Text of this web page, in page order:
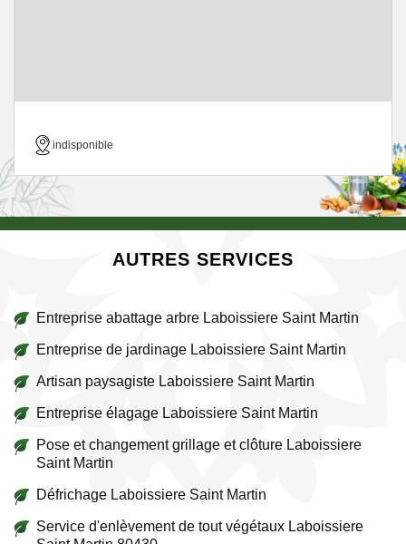
indisponible
AUTRES SERVICES
Entreprise abattage arbre Laboissiere Saint Martin
Entreprise de jardinage Laboissiere Saint Martin
Artisan paysagiste Laboissiere Saint Martin
Entreprise élagage Laboissiere Saint Martin
Pose et changement grillage et clôture Laboissiere
Saint Martin
Défrichage Laboissiere Saint Martin
Service d'enlèvement de tout végétaux Laboissiere